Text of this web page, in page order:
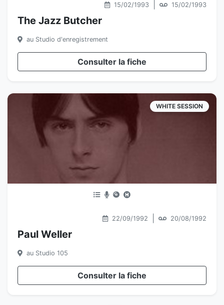
15/02/1993 15/02/1993
The Jazz Butcher
au Studio d'enregistrement
Consulter la fiche
WHITE SESSION
22/09/1992 20/08/1992
Paul Weller
au Studio 105
Consulter la fiche